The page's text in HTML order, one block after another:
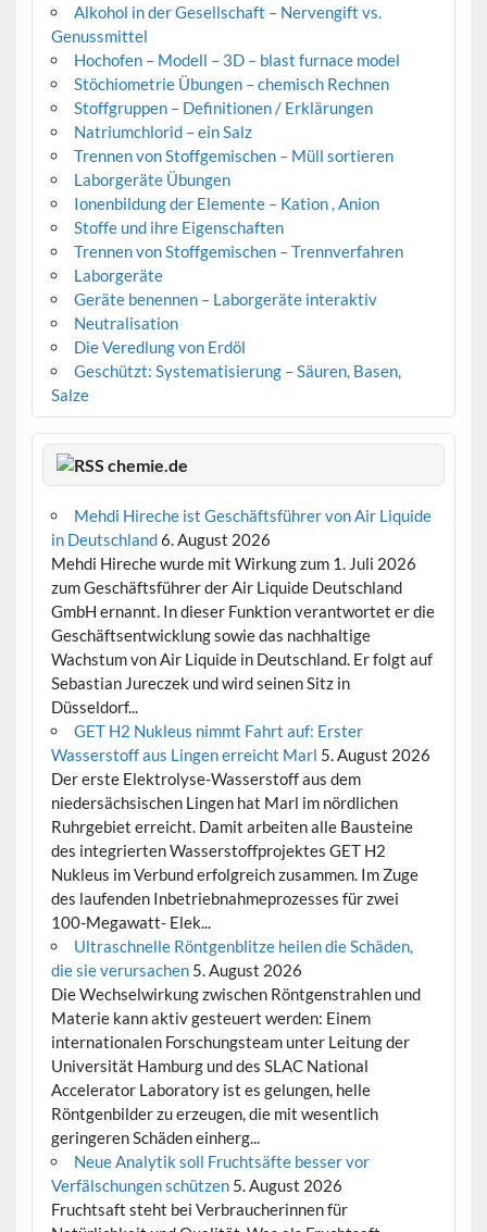
Alkohol in der Gesellschaft – Nervengift vs.
Genussmittel
Hochofen – Modell – 3D – blast furnace model
Stöchiometrie Übungen – chemisch Rechnen
Stoffgruppen – Definitionen / Erklärungen
Natriumchlorid – ein Salz
Trennen von Stoffgemischen – Müll sortieren
Laborgeräte Übungen
Ionenbildung der Elemente – Kation , Anion
Stoffe und ihre Eigenschaften
Trennen von Stoffgemischen – Trennverfahren
Laborgeräte
Geräte benennen – Laborgeräte interaktiv
Neutralisation
Die Veredlung von Erdöl
Geschützt: Systematisierung – Säuren, Basen,
Salze
chemie.de
Mehdi Hireche ist Geschäftsführer von Air Liquide
in Deutschland6. August 2026
Mehdi Hireche wurde mit Wirkung zum 1. Juli 2026
zum Geschäftsführer der Air Liquide Deutschland
GmbH ernannt. In dieser Funktion verantwortet er die
Geschäftsentwicklung sowie das nachhaltige
Wachstum von Air Liquide in Deutschland. Er folgt auf
Sebastian Jureczek und wird seinen Sitz in
Düsseldorf...
GET H2 Nukleus nimmt Fahrt auf: Erster
Wasserstoff aus Lingen erreicht Marl 5. August 2026
Der erste Elektrolyse-Wasserstoff aus dem
niedersächsischen Lingen hat Marl im nördlichen
Ruhrgebiet erreicht. Damit arbeiten alle Bausteine
des integrierten Wasserstoffprojektes GET H2
Nukleus im Verbund erfolgreich zusammen. Im Zuge
des laufenden Inbetriebnahmeprozesses für zwei
100-Megawatt- Elek...
Ultraschnelle Röntgenblitze heilen die Schäden,
die sie verursachen 5. August 2026
Die Wechselwirkung zwischen Röntgenstrahlen und
Materie kann aktiv gesteuert werden: Einem
internationalen Forschungsteam unter Leitung der
Universität Hamburg und des SLAC National
Accelerator Laboratory ist es gelungen, helle
Röntgenbilder zu erzeugen, die mit wesentlich
geringeren Schäden einherg...
Neue Analytik soll Fruchtsäfte besser vor
Verfälschungen schützen 5. August 2026
Fruchtsaft steht bei Verbraucherinnen für